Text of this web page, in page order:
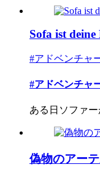
Sofa ist deine
#アドベンチャ
#アドベンチャ
ある日ソファ
偽物のアー